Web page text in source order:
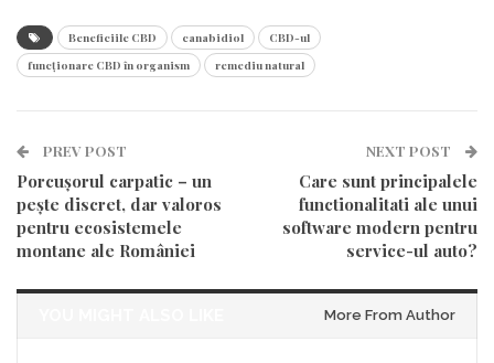
Beneficiile CBD canabidiol
CBD-ul
funcționare CBD în organism
remediu natural
PREV POST
Porcușorul carpatic – un
pește discret, dar valoros
pentru ecosistemele
montane ale României
NEXT POST
Care sunt principalele
functionalitati ale unui
software modern pentru
service-ul auto?
More From Author